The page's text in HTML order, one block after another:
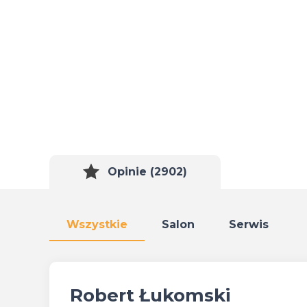
Opinie (2902)
Wszystkie Salon Serwis
Robert Łukomski